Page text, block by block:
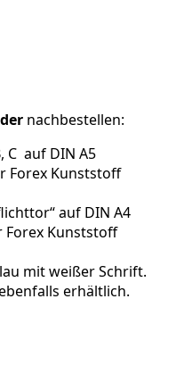
nachbestellen:
C auf DIN A5
Forex Kunststoff
auf DIN A4
Forex Kunststoff
mit weißer Schrift.
erhältlich.